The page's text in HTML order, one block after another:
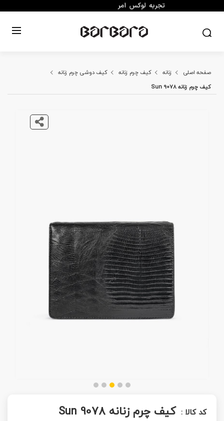
صفحه اصلی زنانه کیف چرم زنانه
کیف دوشی چرم زنانه
کیف چرم زنانه Sun 9078
کد کالا : کیف چرم زنانه Sun 9078